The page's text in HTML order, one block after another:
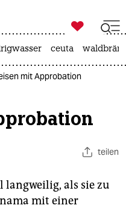

taz zahl ich
ceuta
mit Appro­bation
teilen
langweilig, als sie zu
mit einer